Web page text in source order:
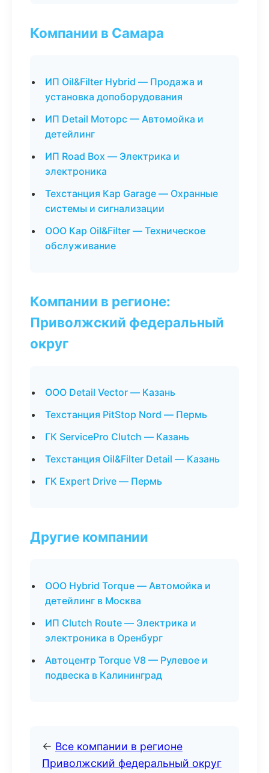
Компании в Самара
ИП Oil&Filter Hybrid — Продажа и
установка допоборудования
ИП Detail Моторс — Автомойка и
детейлинг
ИП Road Box — Электрика и
электроника
Техстанция Кар Garage — Охранные
системы и сигнализации
ООО Кар Oil&Filter — Техническое
обслуживание
Компании в регионе:
Приволжский федеральный
округ
ООО Detail Vector — Казань
Техстанция PitStop Nord — Пермь
ГК ServicePro Clutch — Казань
Техстанция Oil&Filter Detail — Казань
ГК Expert Drive — Пермь
Другие компании
ООО Hybrid Torque — Автомойка и
детейлинг в Москва
ИП Clutch Route — Электрика и
электроника в Оренбург
Автоцентр Torque V8 — Рулевое и
подвеска в Калининград
← Все компании в регионе
Приволжский федеральный округ